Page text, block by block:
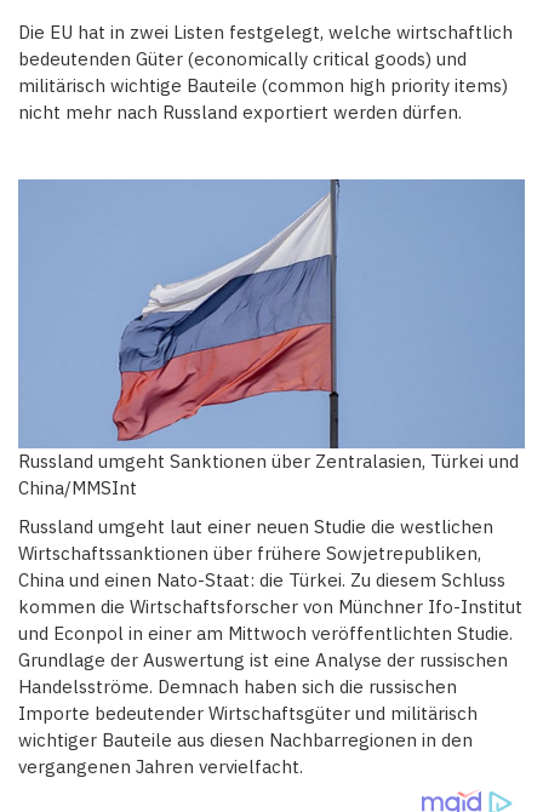
Die EU hat in zwei Listen festgelegt, welche wirtschaftlich
bedeutenden Güter (economically critical goods) und
militärisch wichtige Bauteile (common high priority items)
nicht mehr nach Russland exportiert werden dürfen.
Russland umgeht Sanktionen über Zentralasien, Türkei und
China/MMSInt
Russland umgeht laut einer neuen Studie die westlichen
Wirtschaftssanktionen über frühere Sowjetrepubliken,
China und einen Nato-Staat: die Türkei. Zu diesem Schluss
kommen die Wirtschaftsforscher von Münchner Ifo-Institut
und Econpol in einer am Mittwoch veröffentlichten Studie.
Grundlage der Auswertung ist eine Analyse der russischen
Handelsströme. Demnach haben sich die russischen
Importe bedeutender Wirtschaftsgüter und militärisch
wichtiger Bauteile aus diesen Nachbarregionen in den
vergangenen Jahren vervielfacht.